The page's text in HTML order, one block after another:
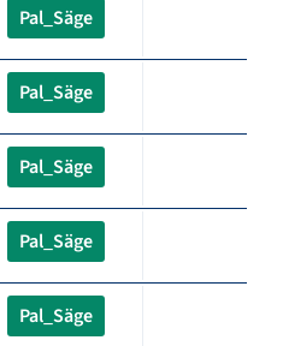
Pal_Säge
Pal_Säge
Pal_Säge
Pal_Säge
Pal_Säge